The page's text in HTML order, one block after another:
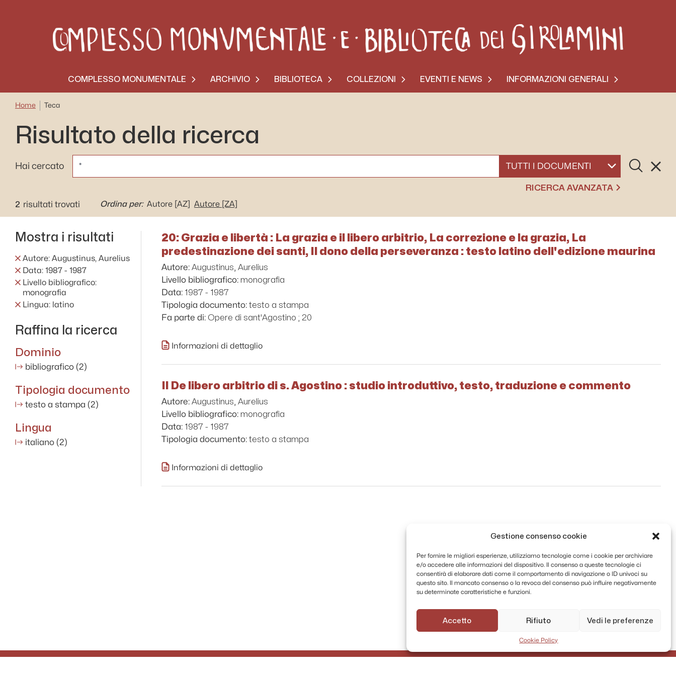
Gestione consenso cookie
Per fornire le migliori esperienze, utilizziamo tecnologie come i cookie per archiviare
e/o accedere alle informazioni del dispositivo. Il consenso a queste tecnologie ci
consentirà di elaborare dati come il comportamento di navigazione o ID univoci su
questo sito. Il mancato consenso o la revoca del consenso può influire negativamente
su determinate caratteristiche e funzioni.
Accetto Rifiuto Vedi le preferenze
Cookie Policy
COMPLESSO MONUMENTALE ARCHIVIO BIBLIOTECA COLLEZIONI EVENTI E NEWS INFORMAZIONI GENERALI
Home Teca
Risultato della ricerca
Hai cercato
SELEZIONA UN DOCUMENTO
Cerca
RICERCA AVANZATA
2 risultati trovati Ordina per: Autore [AZ] Autore [ZA]
Mostra i risultati
Autore: Augustinus, Aurelius
Data: 1987 - 1987
Livello bibliografico:
monografia
Lingua: latino
Raffina la ricerca
Dominio
bibliografico (2)
Tipologia documento
testo a stampa (2)
Lingua
italiano (2)
20: Grazia e libertà : La grazia e il libero arbitrio, La correzione e la grazia, La
predestinazione dei santi, Il dono della perseveranza : testo latino dell'edizione maurina
Autore: Augustinus, Aurelius
Livello bibliografico: monografia
Data: 1987 - 1987
Tipologia documento: testo a stampa
Fa parte di: Opere di sant'Agostino ; 20
Informazioni di dettaglio
Il De libero arbitrio di s. Agostino : studio introduttivo, testo, traduzione e commento
Autore: Augustinus, Aurelius
Livello bibliografico: monografia
Data: 1987 - 1987
Tipologia documento: testo a stampa
Informazioni di dettaglio